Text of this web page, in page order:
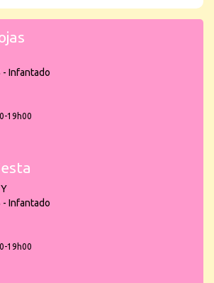
- Infantado
19h00
- Infantado
19h00